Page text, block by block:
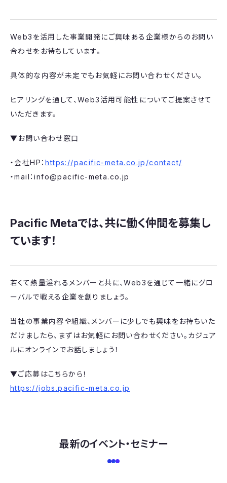
Web3を活用した事業開発にご興味ある企業様からのお問い
合わせをお待ちしています。
具体的な内容が未定でもお気軽にお問い合わせください。
ヒアリングを通して、Web3活用可能性についてご提案させて
いただきます。
▼お問い合わせ窓口
・会社HP：https://pacific-meta.co.jp/contact/
・mail：info@pacific-meta.co.jp
Pacific Metaでは、共に働く仲間を募集し
ています！
若くて熱量溢れるメンバーと共に、Web3を通じて一緒にグロ
ーバルで戦える企業を創りましょう。
当社の事業内容や組織、メンバーに少しでも興味をお持ちいた
だけましたら、まずはお気軽にお問い合わせください。カジュア
ルにオンラインでお話しましょう！
▼ご応募はこちらから！
https://jobs.pacific-meta.co.jp
最新のイベント・セミナー